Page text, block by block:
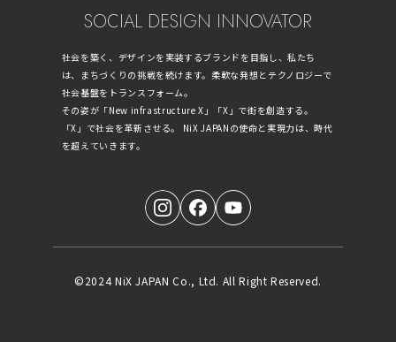
SOCIAL DESIGN INNOVATOR
社会を築く、デザインを実装するブランドを目指し、私たち
は、まちづくりの挑戦を続けます。柔軟な発想とテクノロジーで
社会基盤をトランスフォーム。
その姿が「New infrastructure X」「X」で街を創造する。
「X」で社会を革新させる。 NiX JAPANの使命と実現力は、時代
を超えていきます。
©2024 NiX JAPAN Co., Ltd. All Right Reserved.